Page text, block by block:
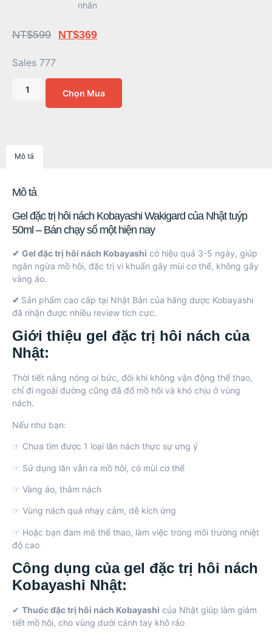
nhân
NT$599 NT$369
Sales 777
Chọn Mua
Mô tả
Mô tả
Gel đặc trị hôi nách Kobayashi Wakigard của Nhật tuýp
50ml – Bán chạy số một hiện nay
✔ Gel đặc trị hôi nách Kobayashi có hiệu quả 3-5 ngày, giúp
ngăn ngừa mồ hôi, đặc trị vi khuẩn gây mùi cơ thể, không gây
vàng áo.
✔ Sản phẩm cao cấp tại Nhật Bản của hãng dược Kobayashi
đã nhận được nhiều review tích cực.
Giới thiệu gel đặc trị hôi nách của
Nhật:
Thời tiết nắng nóng oi bức, đôi khi không vận động thể thao,
chỉ đi ngoài đường cũng đã đổ mồ hôi và khó chịu ở vùng
nách.
Nếu như bạn:
☞ Chưa tìm được 1 loại lăn nách thực sự ưng ý
☞ Sử dụng lăn vẫn ra mồ hôi, có mùi cơ thể
☞ Vàng áo, thâm nách
☞ Vùng nách quá nhạy cảm, dễ kích ứng
☞ Hoặc bạn đam mê thể thao, làm việc trong môi trường nhiệt
độ cao
Công dụng của gel đặc trị hôi nách
Kobayashi Nhật:
✔ Thuốc đặc trị hôi nách Kobayashi của Nhật giúp làm giảm
tiết mồ hôi, cho vùng dưới cánh tay khô ráo